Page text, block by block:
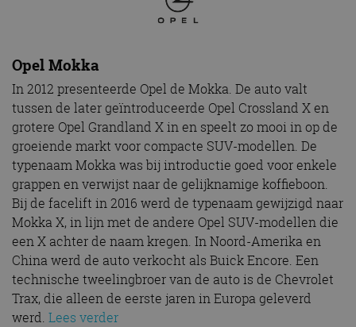
Opel Mokka
In 2012 presenteerde Opel de Mokka. De auto valt
tussen de later geïntroduceerde Opel Crossland X en
grotere Opel Grandland X in en speelt zo mooi in op de
groeiende markt voor compacte SUV-modellen. De
typenaam Mokka was bij introductie goed voor enkele
grappen en verwijst naar de gelijknamige koffieboon.
Bij de facelift in 2016 werd de typenaam gewijzigd naar
Mokka X, in lijn met de andere Opel SUV-modellen die
een X achter de naam kregen. In Noord-Amerika en
China werd de auto verkocht als Buick Encore. Een
technische tweelingbroer van de auto is de Chevrolet
Trax, die alleen de eerste jaren in Europa geleverd
werd. Lees verder